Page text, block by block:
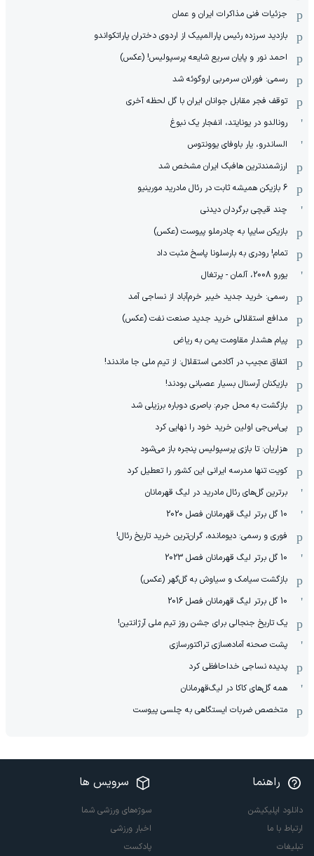
جزئیات فنی مذاکرات ایران و عمان
بازدید سرزده رئیس پارالمپیک از اردوی دختران پاراتکواندو
احمد نور و پایان سریع شایعه پرسپولیس! (عکس)
رسمی: فورلان سرمربی اروگوئه شد
توقف فجر مقابل جوانان ایران با گل لحظه آخری
رونالدو در یونایتد، انفجار یک نبوغ
الساندرو، یار باوفای یوونتوس
ارزشمندترین هافبک ایران مشخص شد
6 بازیکن همیشه ثابت در رئال مادرید مورینیو
چند قیچی برگردان دیدنی
بازیکن سایپا به چادرملو پیوست (عکس)
تمام! رودری به بارسلونا پاسخ مثبت داد
یورو 2008، آلمان - پرتغال
رسمی: خرید جدید خیبر خرم‌آباد از نساجی آمد
مدافع استقلالی خرید جدید صنعت نفت (عکس)
پیام هشدار مقاومت یمن به ریاض
اتفاق عجیب در آکادمی استقلال: از تیم ملی جا ماندند!
بازیکنان آرسنال بسیار عصبانی بودند!
بازگشت به محل جرم: باصری دوباره برزیلی شد
پی‌اس‌جی اولین خرید خود را نهایی کرد
هزاریان: تا بازی پرسپولیس پنجره باز می‌شود
کویت تنها مدرسه ایرانی این کشور را تعطیل کرد
برترین گل‌های رئال مادرید در لیگ قهرمانان
10 گل برتر لیگ قهرمانان فصل 2020
فوری و رسمی: دیومانده، گران‌ترین خرید تاریخ رئال!
10 گل برتر لیگ قهرمانان فصل 2023
بازگشت سیامک و سیاوش به گل‌گهر (عکس)
10 گل برتر لیگ قهرمانان فصل 2016
یک تاریخ جنجالی برای جشن روز تیم ملی آرژانتین!
پشت صحنه آماده‌سازی تراکتورسازی
پدیده نساجی خداحافظی کرد
همه گل‌های کاکا در لیگ‌قهرمانان
متخصص ضربات ایستگاهی به چلسی پیوست
راهنما
دانلود اپلیکیشن
ارتباط با ما
تبلیغات
سرویس ها
سوژه‌های ورزشی شما
اخبار ورزشی
پادکست